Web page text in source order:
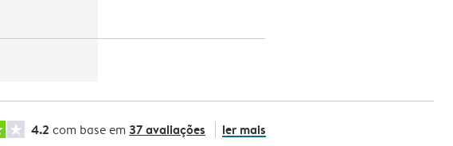
4.2 com base em 37 avaliações ler mais